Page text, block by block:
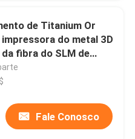
de Titanium Or
impressora do metal 3D
fibra do SLM de
Fale Conosco